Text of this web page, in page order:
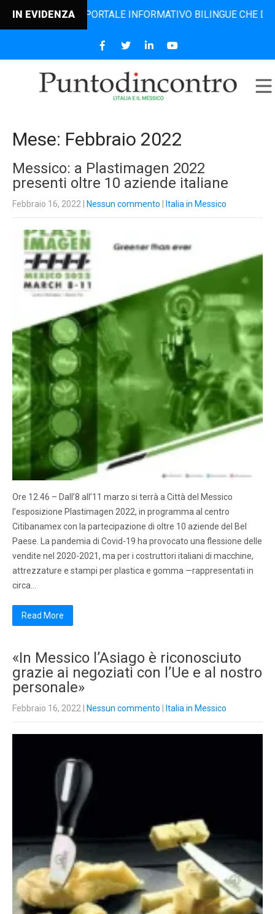
IN EVIDENZA
IL PORTALE INFORMATIVO BILINGUE CHE DAL 2006
Mese: Febbraio 2022
Messico: a Plastimagen 2022
presenti oltre 10 aziende italiane
Febbraio 16, 2022 Nessun commento Italia in Messico
Ore 12.46 – Dall’8 all’11 marzo si terrà a Città del Messico
l’esposizione Plastimagen 2022, in programma al centro
Citibanamex con la partecipazione di oltre 10 aziende del Bel
Paese. La pandemia di Covid-19 ha provocato una flessione delle
vendite nel 2020-2021, ma per i costruttori italiani di macchine,
attrezzature e stampi per plastica e gomma —rappresentati in
circa…
Read More
«In Messico l’Asiago è riconosciuto
grazie ai negoziati con l’Ue e al nostro
personale»
Febbraio 16, 2022 Nessun commento Italia in Messico